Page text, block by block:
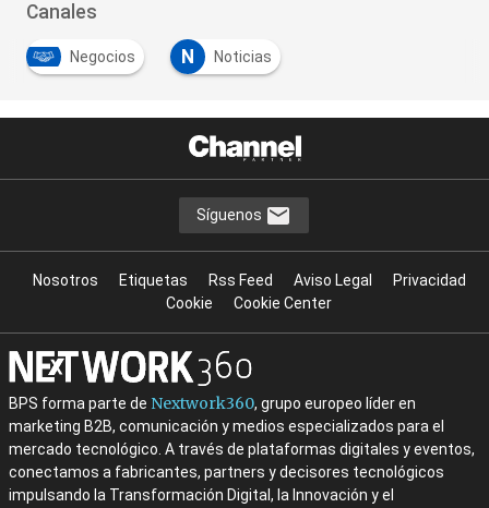
Canales
Negocios N Noticias
Síguenos
Nosotros Etiquetas Rss Feed Aviso Legal
Privacidad
Cookie
Cookie Center
BPS forma parte de Nextwork360, grupo europeo líder en
marketing B2B, comunicación y medios especializados para el
mercado tecnológico. A través de plataformas digitales y eventos,
conectamos a fabricantes, partners y decisores tecnológicos
impulsando la Transformación Digital, la Innovación y el